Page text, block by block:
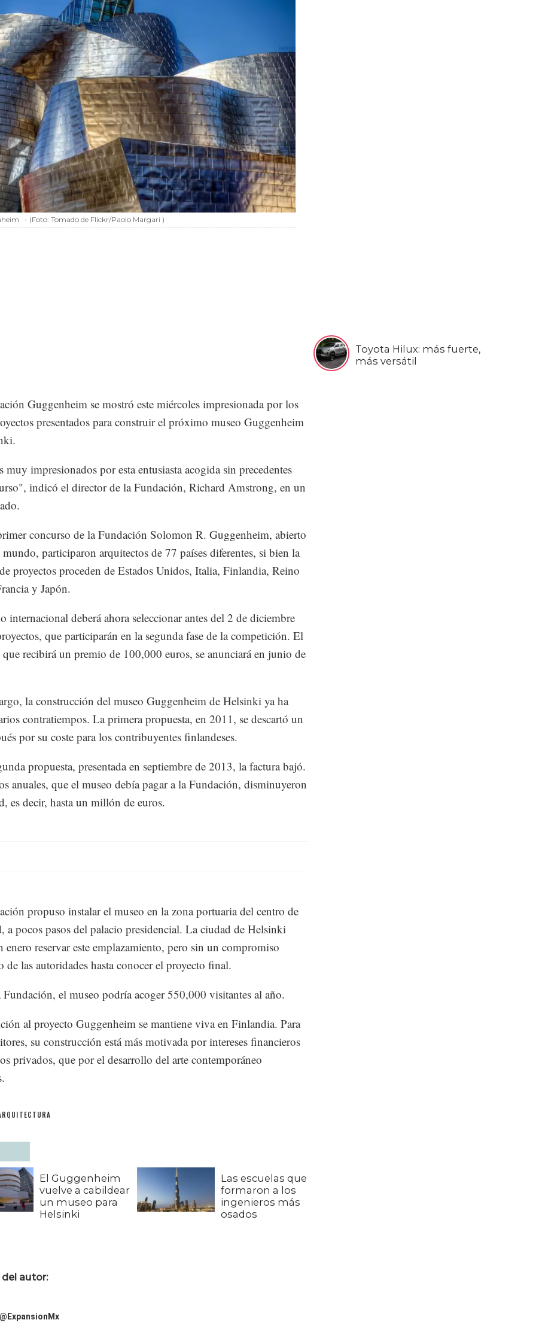
Toyota Hilux: más fuerte,
más versátil
- (Foto: Tomado de Flickr/Paolo Margari )
Guggenheim se mostró este miércoles impresionada por los
presentados para construir el próximo museo Guggenheim
muy impresionados por esta entusiasta acogida sin precedentes
indicó el director de la Fundación, Richard Amstrong, en un
concurso de la Fundación Solomon R. Guggenheim, abierto
participaron arquitectos de 77 países diferentes, si bien la
proyectos proceden de Estados Unidos, Italia, Finlandia, Reino
y Japón.
internacional deberá ahora seleccionar antes del 2 de diciembre
que participarán en la segunda fase de la competición. El
que recibirá un premio de 100,000 euros, se anunciará en junio de
la construcción del museo Guggenheim de Helsinki ya ha
contratiempos. La primera propuesta, en 2011, se descartó un
por su coste para los contribuyentes finlandeses.
propuesta, presentada en septiembre de 2013, la factura bajó.
anuales, que el museo debía pagar a la Fundación, disminuyeron
es decir, hasta un millón de euros.
propuso instalar el museo en la zona portuaria del centro de
a pocos pasos del palacio presidencial. La ciudad de Helsinki
enero reservar este emplazamiento, pero sin un compromiso
de las autoridades hasta conocer el proyecto final.
Fundación, el museo podría acoger 550,000 visitantes al año.
al proyecto Guggenheim se mantiene viva en Finlandia. Para
su construcción está más motivada por intereses financieros
privados, que por el desarrollo del arte contemporáneo
El Guggenheim
vuelve a cabildear
un museo para
Helsinki
Las escuelas que
formaron a los
ingenieros más
osados
autor:
@ExpansionMx